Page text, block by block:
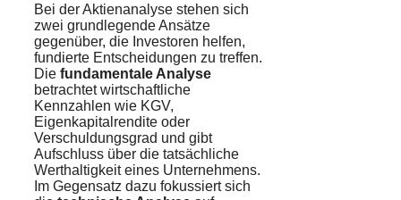
Bei der Aktienanalyse stehen sich
zwei grundlegende Ansätze
gegenüber, die Investoren helfen,
fundierte Entscheidungen zu treffen.
Die fundamentale Analyse
betrachtet wirtschaftliche
Kennzahlen wie KGV,
Eigenkapitalrendite oder
Verschuldungsgrad und gibt
Aufschluss über die tatsächliche
Werthaltigkeit eines Unternehmens.
Im Gegensatz dazu fokussiert sich